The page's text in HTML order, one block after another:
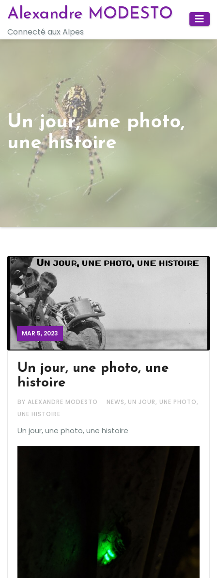
Skip
content
Alexandre MODESTO
Connecté aux Alpes
Un jour, une photo,
une histoire
MAR 5, 2023
Un jour, une photo, une
histoire
BY ALEXANDRE MODESTO NEWS, UN JOUR, UNE PHOTO,
UNE HISTOIRE
Un jour, une photo, une histoire